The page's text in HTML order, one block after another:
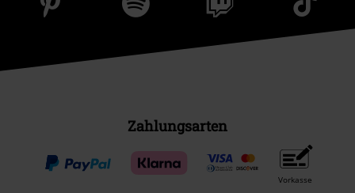
Zahlungsarten
Vorkasse